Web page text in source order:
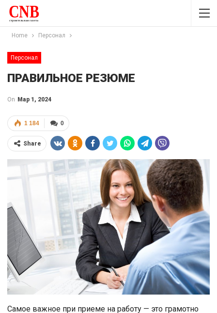
Home Персонал
Персонал
ПРАВИЛЬНОЕ РЕЗЮМЕ
On Мар 1, 2024
0
1 184
Share
Самое важное при приеме на работу — это грамотно